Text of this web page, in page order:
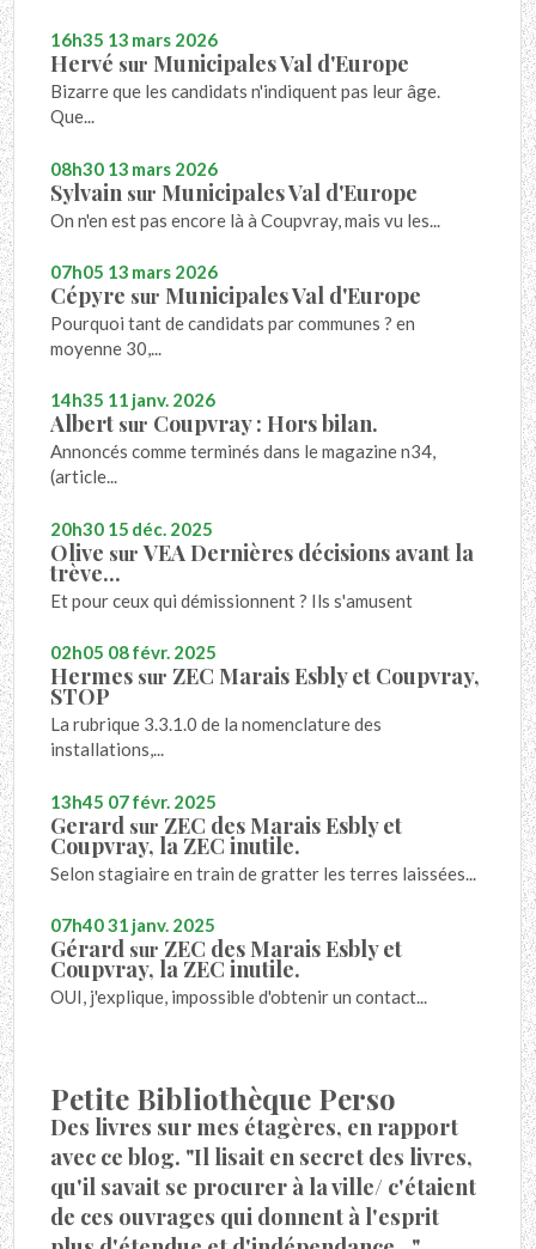
16h35 13 mars 2026
Hervé sur Municipales Val d'Europe
Bizarre que les candidats n'indiquent pas leur âge.
Que...
08h30 13 mars 2026
Sylvain sur Municipales Val d'Europe
On n'en est pas encore là à Coupvray, mais vu les...
07h05 13 mars 2026
Cépyre sur Municipales Val d'Europe
Pourquoi tant de candidats par communes ? en
moyenne 30,...
14h35 11 janv. 2026
Albert sur Coupvray : Hors bilan.
Annoncés comme terminés dans le magazine n34,
(article...
20h30 15 déc. 2025
Olive surVEA Dernières décisions avant la
trève...
Et pour ceux qui démissionnent ? Ils s'amusent
02h05 08févr. 2025
Hermes sur ZEC Marais Esbly et Coupvray,
STOP
La rubrique 3.3.1.0 de la nomenclature des
installations,...
13h45 07févr. 2025
Gerard sur ZEC des Marais Esbly et
Coupvray, la ZEC inutile.
Selon stagiaire en train de gratter les terres laissées...
07h4031 janv. 2025
Gérard sur ZEC des Marais Esbly et
Coupvray, la ZEC inutile.
OUI, j'explique, impossible d'obtenir un contact...
Petite Bibliothèque Perso
Des livres sur mes étagères, en rapport
avec ce blog. "Il lisait en secret des livres,
qu'il savait se procurer à la ville/ c'étaient
de ces ouvrages qui donnent à l'esprit